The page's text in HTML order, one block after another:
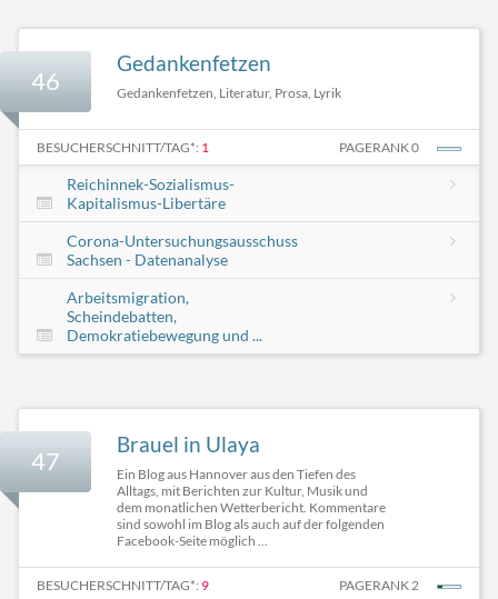
46
Gedankenfetzen
Gedankenfetzen, Literatur, Prosa, Lyrik
BESUCHERSCHNITT/TAG*: 1 PAGERANK 0
Reichinnek-Sozialismus-
Kapitalismus-Libertäre
Corona-Untersuchungsausschuss
Sachsen - Datenanalyse
Arbeitsmigration,
Scheindebatten,
Demokratiebewegung und ...
47
Brauel in Ulaya
Ein Blog aus Hannover aus den Tiefen des
Alltags, mit Berichten zur Kultur, Musik und
dem monatlichen Wetterbericht. Kommentare
sind sowohl im Blog als auch auf der folgenden
Facebook-Seite möglich ...
BESUCHERSCHNITT/TAG*: 9 PAGERANK 2